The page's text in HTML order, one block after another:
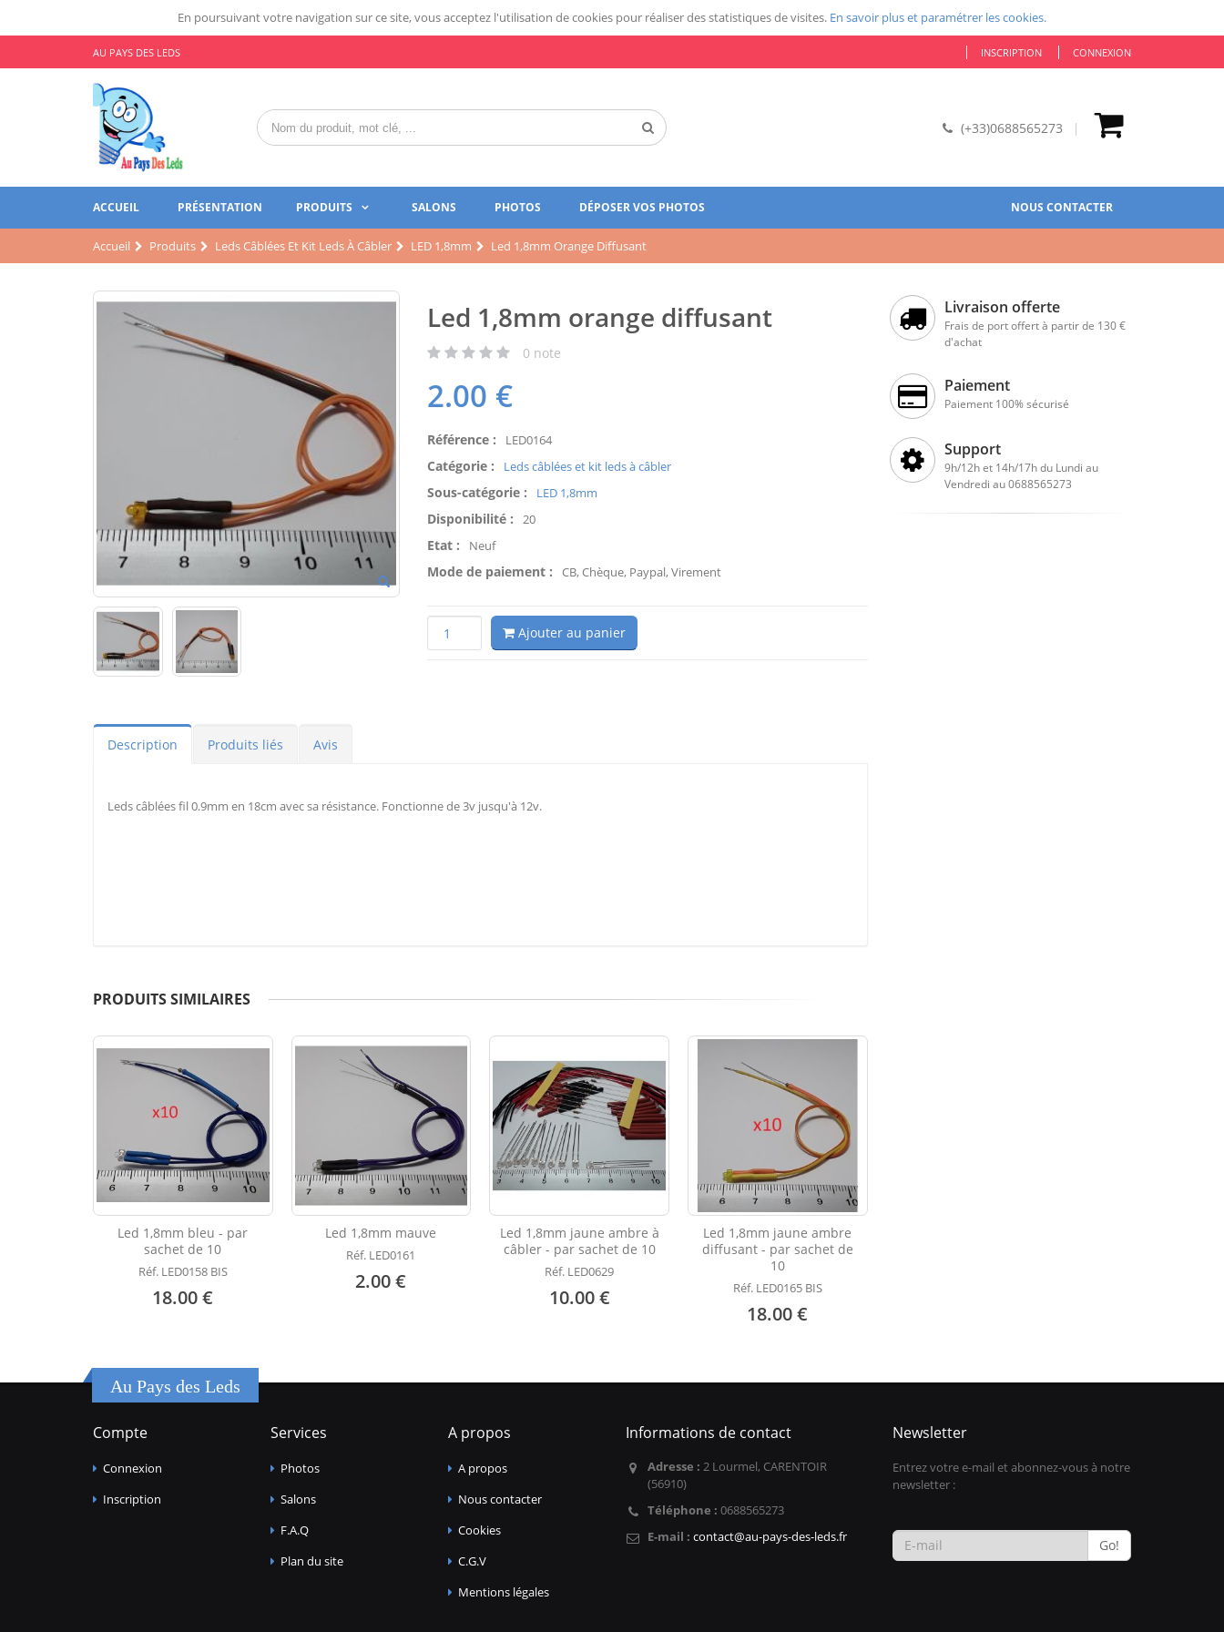
En poursuivant votre navigation sur ce site, vous acceptez l'utilisation de cookies pour réaliser des statistiques de visites. En savoir plus et paramétrer les cookies.
AU PAYS DES LEDS INSCRIPTION CONNEXION
(+33)0688565273
ACCUEIL PRÉSENTATION PRODUITS SALONS PHOTOS DÉPOSER VOS PHOTOS NOUS CONTACTER
Accueil Produits Leds Câblées Et Kit Leds À Câbler LED 1,8mm Led 1,8mm Orange Diffusant
Led 1,8mm orange diffusant
0 note
2.00 €
Référence : LED0164
Catégorie : Leds câblées et kit leds à câbler
Sous-catégorie : LED 1,8mm
Disponibilité : 20
Etat : Neuf
Mode de paiement : CB, Chèque, Paypal, Virement
Ajouter au panier
Description Produits liés Avis
Leds câblées fil 0.9mm en 18cm avec sa résistance. Fonctionne de 3v jusqu'à 12v.
PRODUITS SIMILAIRES
Led 1,8mm bleu - par
sachet de 10
Réf. LED0158 BIS
18.00 €
Led 1,8mm mauve
Réf. LED0161
2.00 €
Led 1,8mm jaune ambre à
câbler - par sachet de 10
Réf. LED0629
10.00 €
Led 1,8mm jaune ambre
diffusant - par sachet de
10
Réf. LED0165 BIS
18.00 €
Livraison offerte
Frais de port offert à partir de 130 €
d'achat
Paiement
Paiement 100% sécurisé
Support
9h/12h et 14h/17h du Lundi au
Vendredi au 0688565273
Au Pays des Leds
Compte
Connexion
Inscription
Services
Photos
Salons
F.A.Q
Plan du site
A propos
A propos
Nous contacter
Cookies
C.G.V
Mentions légales
Informations de contact
Adresse : 2 Lourmel, CARENTOIR
(56910)
Téléphone : 0688565273
E-mail : contact@au-pays-des-leds.fr
Newsletter
Entrez votre e-mail et abonnez-vous à notre
newsletter :
Go!